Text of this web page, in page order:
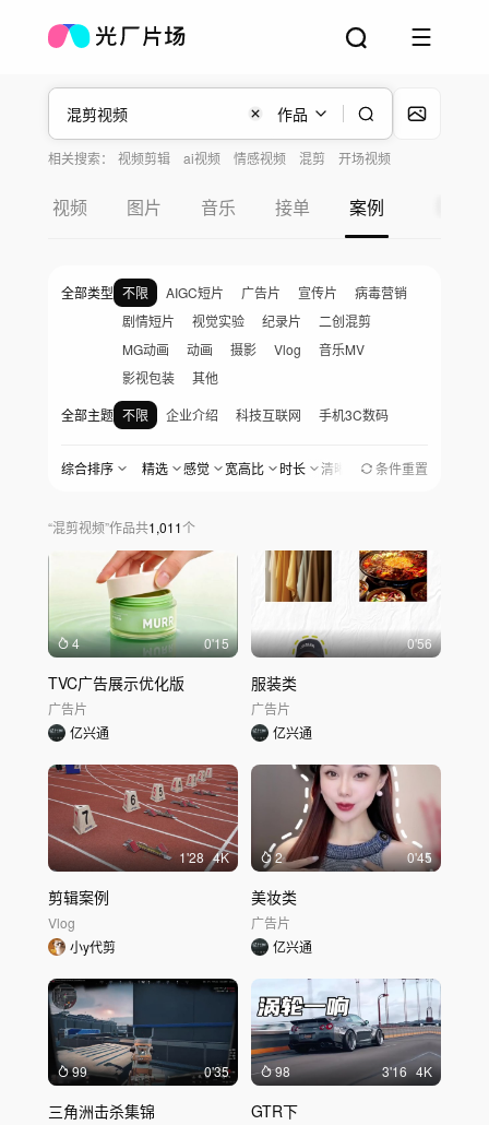
作品
相关搜索： 视频剪辑 ai视频 情感视频 混剪 开场视频
视频 图片 音乐 接单 案例
全部类型 不限 AIGC短片 广告片 宣传片
病毒营销
剧情短片
视觉实验 纪录片
二创混剪
MG动画
动画 摄影 Vlog
音乐MV
影视包装
其他
全部主题 不限 企业介绍 科技互联网
手机3C数码
美食餐饮
家居家电 服饰美妆
婚礼爱情
女性与职场
节日与活动
城市文旅 风光地理
建筑空间
工业基建
表演艺术
体育运动
教育科普
发布时间 不限 30天内 半年内 一年内
综合排序 精选 感觉 宽高比 时长 清晰度 地区 创作时间
条件重置
“混剪视频”作品共1,011个
4 0'15
TVC广告展示优化版
广告片
亿兴通
0'56
服装类
广告片
亿兴通
1'28 4K
剪辑案例
Vlog
小y代剪
2 0'45
美妆类
广告片
亿兴通
99 0'35
三角洲击杀集锦
98 3'16 4K
GTR下